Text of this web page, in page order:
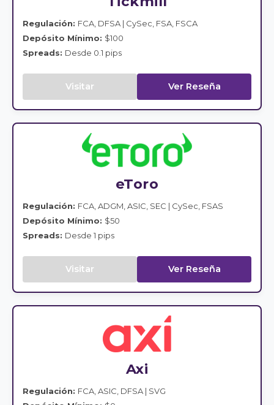
Regulación: FCA, DFSA | CySec, FSA, FSCA
Depósito Mínimo: $100
Spreads: Desde 0.1 pips
Visitar Ver Reseña
eToro
Regulación: FCA, ADGM, ASIC, SEC | CySec, FSAS
Depósito Mínimo: $50
Spreads: Desde 1 pips
Visitar Ver Reseña
Axi
Regulación: FCA, ASIC, DFSA | SVG